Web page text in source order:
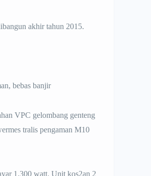
akhir tahun 2015.
bebas banjir
VPC gelombang genteng
tralis pengaman M10
1.300 watt. Unit kos2an 2